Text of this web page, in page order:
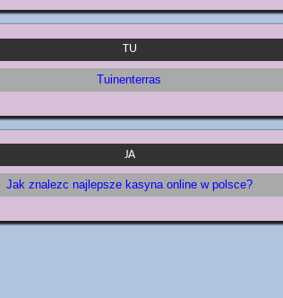
TU
Tuinenterras
JA
Jak znalezc najlepsze kasyna online w polsce?